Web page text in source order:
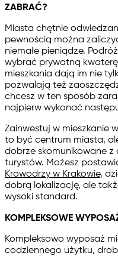
ZABRAĆ?
Miasta chętnie
pewnością można
niemałe pieniądze.
wybrać prywatną
mieszkania dają im nie
pozwalają też
chcesz w ten sposób
najpierw wykonać
Zainwestuj w mieszkanie
to być centrum miasta,
dobrze skomunikowane
turystów. Możesz
Krowodrzy w Krakowie,
dobrą lokalizację, ale
wysoki standard.
KOMPLEKSOWE
Kompleksowo wyposaż
codziennego użytku,